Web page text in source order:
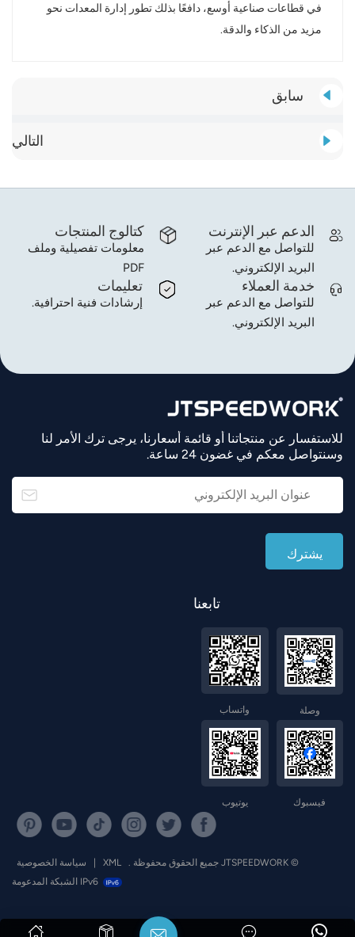
في قطاعات صناعية أوسع، دافعًا بذلك تطور إدارة المعدات نحو
مزيد من الذكاء والدقة.
سابق
التالي
كتالوج المنتجات
معلومات تفصيلية وملف
PDF
الدعم عبر الإنترنت
للتواصل مع الدعم عبر
البريد الإلكتروني.
تعليمات
إرشادات فنية احترافية.
خدمة العملاء
للتواصل مع الدعم عبر
البريد الإلكتروني.
للاستفسار عن منتجاتنا أو قائمة أسعارنا، يرجى ترك الأمر لنا
وسنتواصل معكم في غضون 24 ساعة.
تابعنا
واتساب وصلة
يوتيوب فيسبوك
© JTSPEEDWORK جميع الحقوق محفوظة . XML
سياسة الخصوصية
IPv6 الشبكة المدعومة